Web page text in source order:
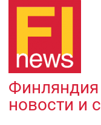
Финляндия
новости и